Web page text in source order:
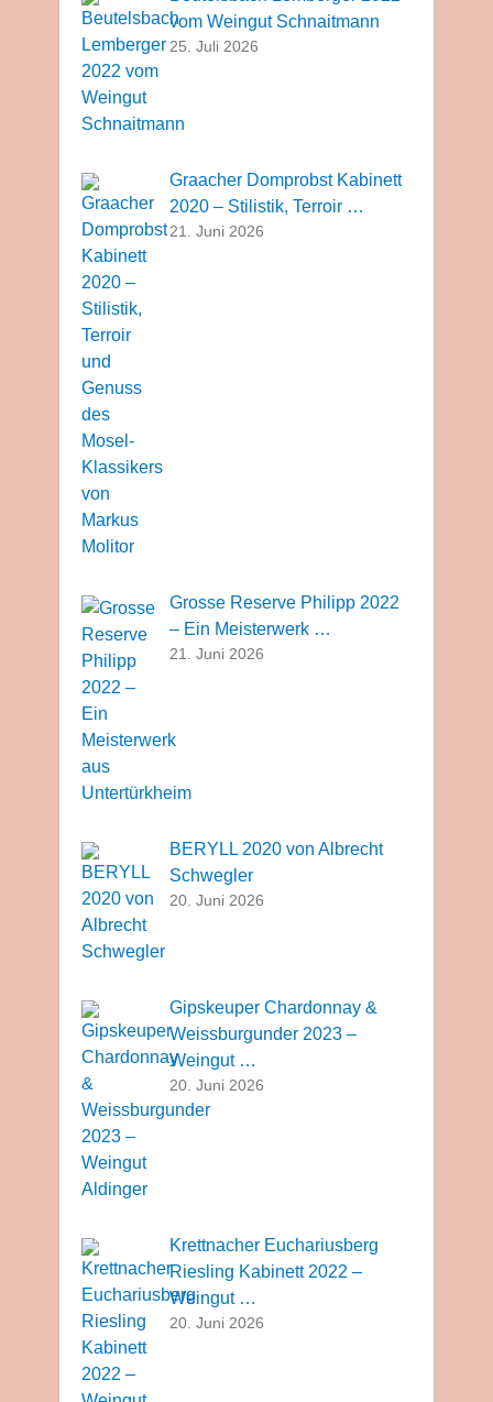
vom Weingut Schnaitmann
25. Juli 2026
Graacher Domprobst Kabinett
2020 – Stilistik, Terroir …
21. Juni 2026
Grosse Reserve Philipp 2022
– Ein Meisterwerk …
21. Juni 2026
BERYLL 2020 von Albrecht
Schwegler
20. Juni 2026
Gipskeuper Chardonnay &
Weissburgunder 2023 –
Weingut …
20. Juni 2026
Krettnacher Euchariusberg
Riesling Kabinett 2022 –
Weingut …
20. Juni 2026